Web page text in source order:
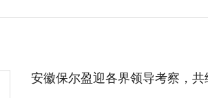
安徽保尔盈迎各界领导考察，